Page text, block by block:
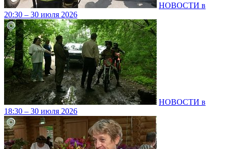
НОВОСТИ в
20:30 – 30 июля 2026
НОВОСТИ в
18:30 – 30 июля 2026